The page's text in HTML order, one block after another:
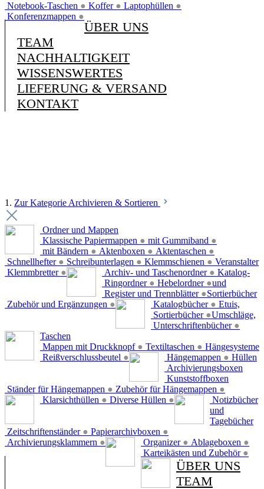
Notebook-Taschen ● Koffer ● Laptophüllen ●
Konferenzmappen ●
ÜBER UNS
TEAM
NACHHALTIGKEIT
WISSENSWERTES
LIEFERUNG & VERSAND
KONTAKT
1. Zur Kategorie Archivieren & Sortieren
Ordner und Mappen
Klassische Papiermappen ● mit Gummiband ●
mit Bändern ● Aktenboxen ● Aktentaschen ●
Schnellhefter ● Schreibunterlagen ● Klemmschienen ●
Klemmbretter ●
Veranstalter
Archiv- und Taschenordner ●
Ringordner ● Hebelordner ●
Register und Trennblätter ●
Zubehör und Ergänzungen ●
Katalog-
und
Sortierbücher
Katalogbücher ●
Sortierbücher ●
Unterschriftenbücher ●
Etuis,
Umschläge,
Taschen
Mappen mit Druckknopf ● Textiltaschen ●
Reißverschlussbeutel ●
Hängesysteme
Hängemappen ●
Ständer für Hängemappen ● Zubehör für Hängemappen ●
Hüllen
Klarsichthüllen ● Diverse Hüllen ●
Archivierungsboxen
Zeitschriftenständer ● Papierarchivboxen ●
Archivierungsklammern ●
Kunststoffboxen
Organizer ● Ablageboxen ●
Karteikästen und Zubehör ●
Notizbücher
und
Tagebücher
ÜBER UNS
TEAM